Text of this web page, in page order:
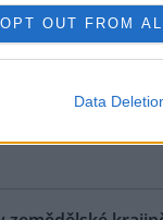
OPT OUT FROM
Data
)
srážek je
jihočeských řekách
v rovinatých